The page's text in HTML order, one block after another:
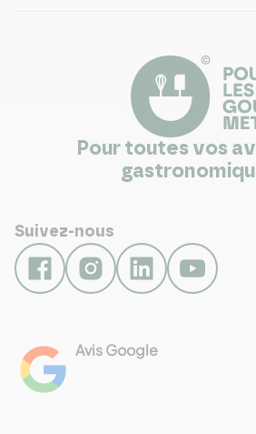
Pour toutes vos
Suivez-nous
Avis Google